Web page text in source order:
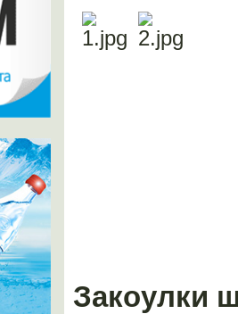
Закоулки